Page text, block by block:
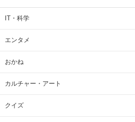
IT・科学
エンタメ
おかね
カルチャー・アート
クイズ